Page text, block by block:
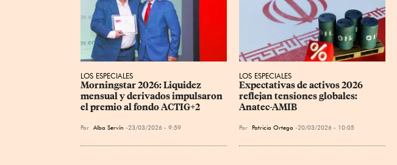
LOS ESPECIALES
Morningstar 2026: Liquidez
mensual y derivados impulsaron
el premio al fondo ACTIG+2
Por Alba Servín 23/03/2026 - 9:59
LOS ESPECIALES
Expectativas de activos 2026
reflejan tensiones globales:
Anatec-AMIB
Por Patricia Ortega 20/03/2026 - 10:05